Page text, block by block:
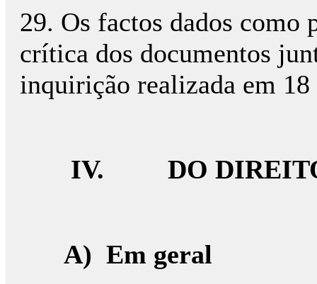
29. Os factos dados como
crítica dos documentos
inquirição realizada em
IV. DO
A) Em geral